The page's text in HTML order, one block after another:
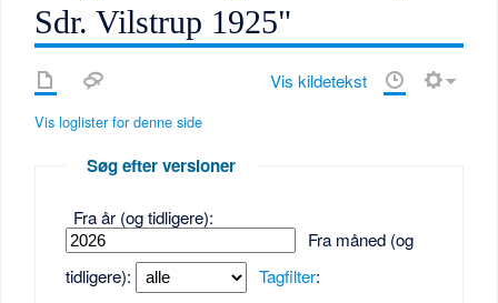
Sdr. Vilstrup 1925"
Vis kildetekst
Vis loglister for denne side
Søg efter versioner
Fra år (og tidligere):
Fra måned (og
tidligere):
Tagfilter: